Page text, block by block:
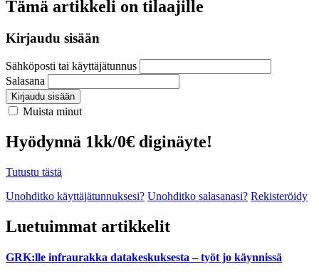
Tämä artikkeli on tilaajille
Kirjaudu sisään
Sähköposti tai käyttäjätunnus
Salasana
Kirjaudu sisään
Muista minut
Hyödynnä 1kk/0€ diginäyte!
Tutustu tästä
Unohditko käyttäjätunnuksesi? Unohditko salasanasi? Rekisteröidy
Luetuimmat artikkelit
GRK:lle infraurakka datakeskuksesta – työt jo käynnissä